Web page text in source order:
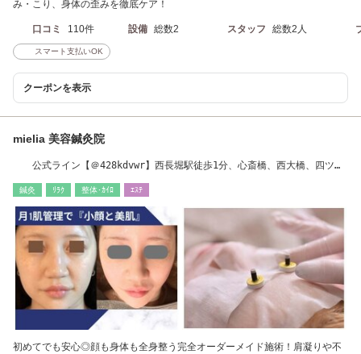
み・こり、身体の歪みを徹底ケア！
口コミ 110件 設備 総数2 スタッフ 総数2人
スマート支払いOK
クーポンを表示
mielia 美容鍼灸院
公式ライン【＠428kdvwr】西長堀駅徒歩1分、心斎橋、西大橋、四ツ橋
鍼灸 ﾘﾗｸ 整体･ｶｲﾛ ｴｽﾃ
初めてでも安心◎顔も身体も全身整う完全オーダーメイド施術！肩凝りや不